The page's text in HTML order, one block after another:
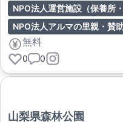
NPO法人運営施設（保養所
無料
0 0
山梨県森林公園